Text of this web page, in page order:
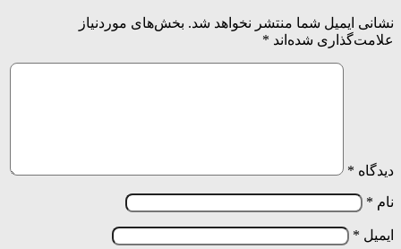
نشانی ایمیل شما منتشر نخواهد شد. بخش‌های موردنیاز
علامت‌گذاری شده‌اند *
دیدگاه *
نام *
ایمیل *